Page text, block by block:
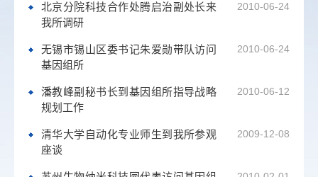
2010-06-24
北京分院科技合作处腾启治副处长来
我所调研
2010-06-24
无锡市锡山区委书记朱爱勋带队访问
基因组所
2010-06-12
潘教峰副秘书长到基因组所指导战略
规划工作
2009-12-08
清华大学自动化专业师生到我所参观
座谈